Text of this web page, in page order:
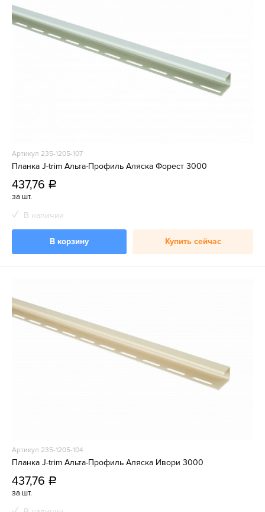
Артикул 235-1205-107
Планка J-trim Альта-Профиль Аляска Форест 3000
437,76 a
за шт.
В наличии
В корзину Купить сейчас
Артикул 235-1205-104
Планка J-trim Альта-Профиль Аляска Ивори 3000
437,76 a
за шт.